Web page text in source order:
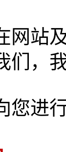
网站
们，
您进